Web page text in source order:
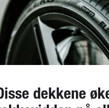
dekkene